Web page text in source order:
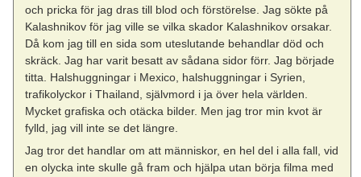
och pricka för jag dras till blod och förstörelse. Jag sökte på
Kalashnikov för jag ville se vilka skador Kalashnikov orsakar.
Då kom jag till en sida som uteslutande behandlar död och
skräck. Jag har varit besatt av sådana sidor förr. Jag började
titta. Halshuggningar i Mexico, halshuggningar i Syrien,
trafikolyckor i Thailand, självmord i ja över hela världen.
Mycket grafiska och otäcka bilder. Men jag tror min kvot är
fylld, jag vill inte se det längre.
Jag tror det handlar om att människor, en hel del i alla fall, vid
en olycka inte skulle gå fram och hjälpa utan börja filma med